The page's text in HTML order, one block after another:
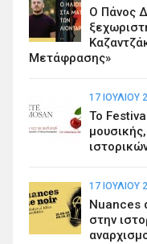
Ο Πάνος
Μετάφρασης»
17 ΙΟΥΛΊΟΥ
Το
17 ΙΟΥΛΊΟΥ
Nuances
στην